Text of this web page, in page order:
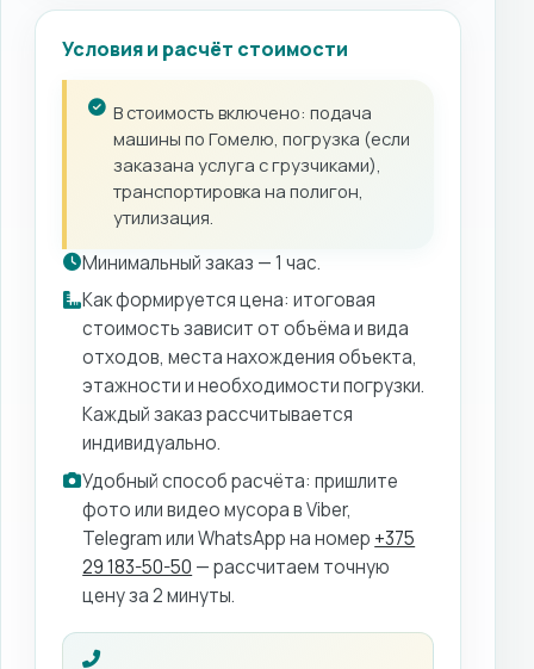
Условия и расчёт стоимости
В стоимость включено: подача
машины по Гомелю, погрузка (если
заказана услуга с грузчиками),
транспортировка на полигон,
утилизация.
Минимальный заказ — 1 час.
Как формируется цена: итоговая
стоимость зависит от объёма и вида
отходов, места нахождения объекта,
этажности и необходимости погрузки.
Каждый заказ рассчитывается
индивидуально.
Удобный способ расчёта: пришлите
фото или видео мусора в Viber,
Telegram или WhatsApp на номер +375
29 183-50-50 — рассчитаем точную
цену за 2 минуты.